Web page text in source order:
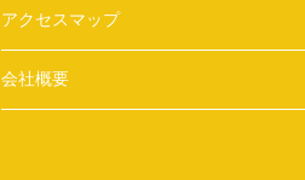
アクセスマップ
会社概要